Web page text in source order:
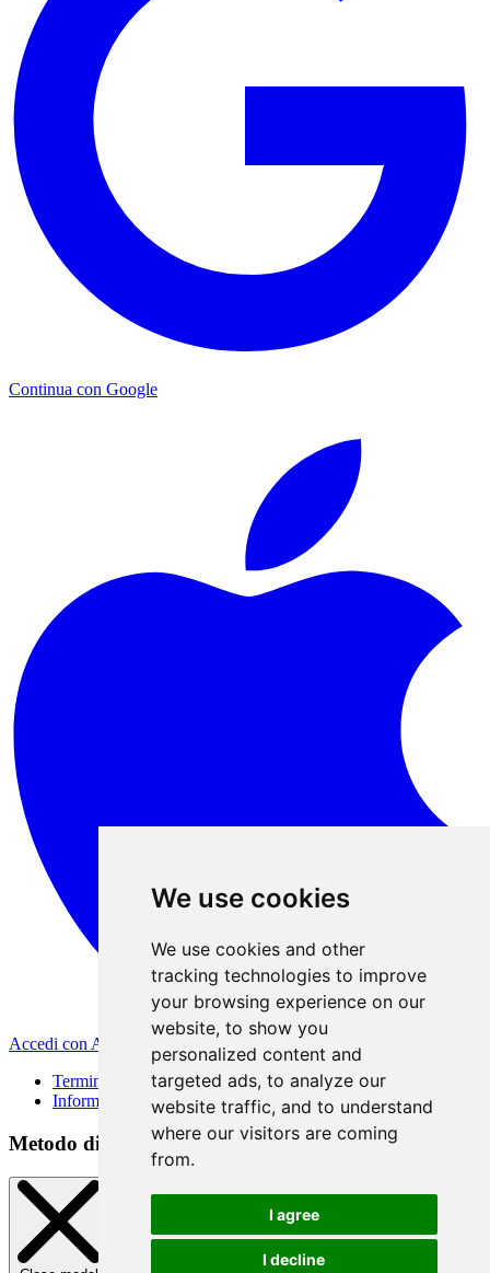
We use cookies
We use cookies and other
tracking technologies to improve
your browsing experience on our
website, to show you
personalized content and
targeted ads, to analyze our
website traffic, and to understand
where our visitors are coming
from.
I agree
I decline
Continua con Google
Accedi con Apple
Termini di Utilizzo
Informativa sulla privacy
Metodo di registrazione